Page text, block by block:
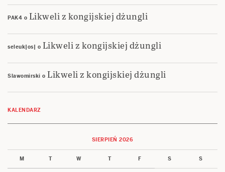
PAK4 o Likweli z kongijskiej dżungli
seleuk|os| o Likweli z kongijskiej dżungli
Slawomirski o Likweli z kongijskiej dżungli
KALENDARZ
SIERPIEŃ 2026
M T W T F S S